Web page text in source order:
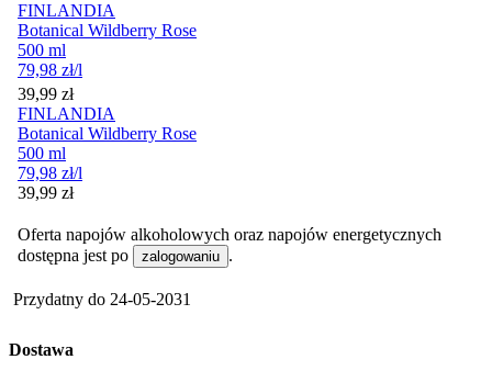
FINLANDIA
Botanical Wildberry Rose
500 ml
79,98 zł/l
Cena
39,99 zł
FINLANDIA
Botanical Wildberry Rose
500 ml
79,98 zł/l
Cena
39,99 zł
Oferta napojów alkoholowych oraz napojów energetycznych
dostępna jest po
zalogowaniu .
Przydatny do 24-05-2031
Dostawa